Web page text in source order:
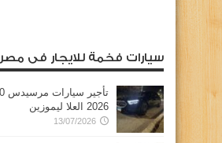
سيارات فخمة للايجار فى مصر
2026 العلا ليموزين
13/07/2026